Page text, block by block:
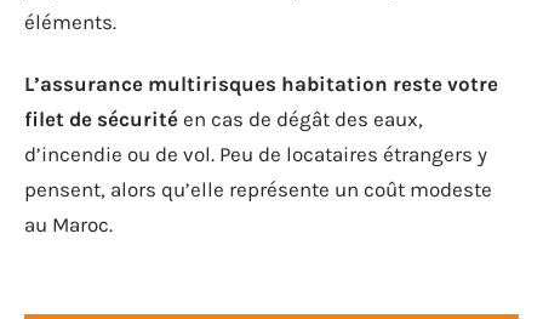
éléments.
L’assurance multirisques habitation reste votre
filet de sécurité en cas de dégât des eaux,
d’incendie ou de vol. Peu de locataires étrangers y
pensent, alors qu’elle représente un coût modeste
au Maroc.